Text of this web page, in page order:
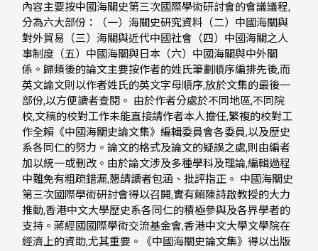
內容主要按中國海關史第三次國際學術研討會的會議議程,
分為六大部份：（一）海關史研究資料（二）中國海關與
對外貿易（三）海關與近代中國社會（四）中國海關之人
事制度（五）中國海關與日本（六）中國海關與中外關
係。歸類後的論文主要按作者的姓氏筆劃順序編排先後,而
英文論文則以作者姓氏的英文字母順序,放於文集的最後一
部份,以方便讀者查閱。 由於作者分處於不同地區,不同院
校,文稿的校對工作未能直接請作者本人擔任,繁複的校對工
作全賴《中國海關史論文集》編輯委員會各委員,以及歷史
系各同仁的努力。論文的格式及論文的疑誤之處,則由編者
加以統一或刪改。由於論文涉及多種學科及理論,編輯過程
中難免有粗疏錯漏,懇請讀者包涵、批評指正。 中國海關史
第三次國際學術研討會得以召開,實有賴陳詩啟教授的大力
推動,香港中文大學歷史系各同仁的積極參與及各界學者的
支持。蔣經國國際學術交流基金會,香港中文大學文學院在
經濟上的資助,尤其重要。《中國海關史論文集》得以出版